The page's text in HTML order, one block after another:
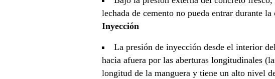
lechada de cemento no pueda entrar durante
Inyección
La presión de inyección desde el interior
hacia afuera por las aberturas longitudinales
longitud de la manguera y tiene un alto nivel